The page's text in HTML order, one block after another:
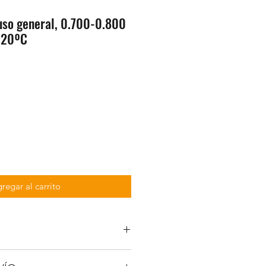
general, 0.700-0.800
al carrito